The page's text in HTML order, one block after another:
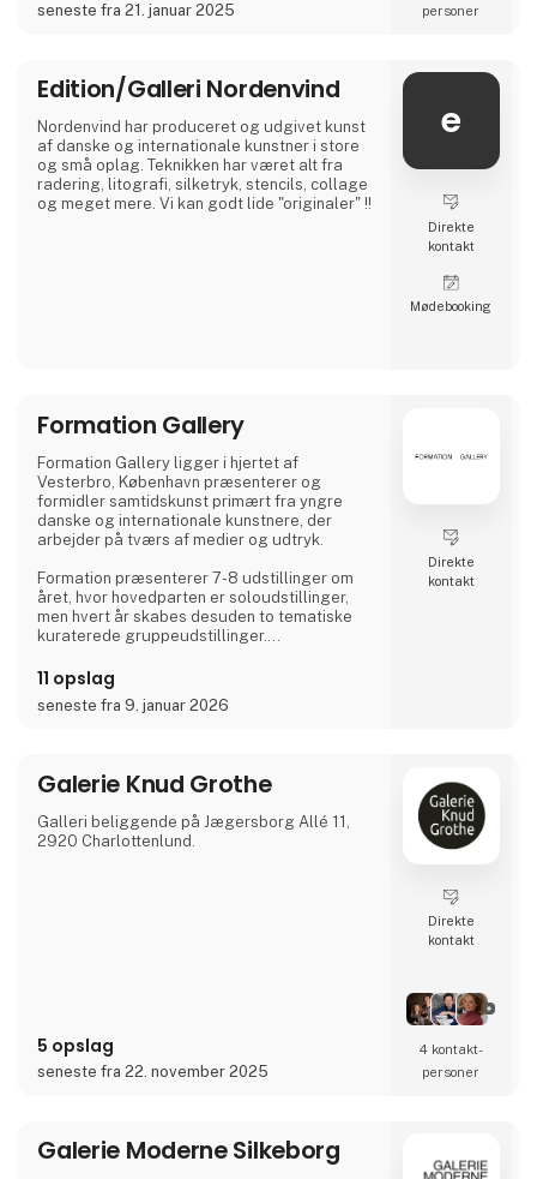
seneste fra 21. januar 2025
personer
Edition/Galleri Nordenvind
Nordenvind har produceret og udgivet kunst
af danske og internationale kunstner i store
og små oplag. Teknikken har været alt fra
radering, litografi, silketryk, stencils, collage
og meget mere. Vi kan godt lide "originaler" !!
e
Direkte
kontakt
Møde­booking
Formation Gallery
Formation Gallery ligger i hjertet af
Vesterbro, København præsenterer og
formidler samtidskunst primært fra yngre
danske og internationale kunstnere, der
arbejder på tværs af medier og udtryk.
Formation præsenterer 7-8 udstillinger om
året, hvor hovedparten er soloudstillinger,
men hvert år skabes desuden to tematiske
kuraterede gruppeudstillinger.
Galleriet er søskendegalleri til Format
Artspace (est. 2013). Begge gallerier ejes og
ledes af Anne Riber, der er cand.mag i
11 opslag
seneste fra 9. januar 2026
Direkte
kontakt
Galerie Knud Grothe
Galleri beliggende på Jægersborg Allé 11,
2920 Charlottenlund.
5 opslag
seneste fra 22. november 2025
Direkte
kontakt
4 kontakt­
personer
Galerie Moderne Silkeborg